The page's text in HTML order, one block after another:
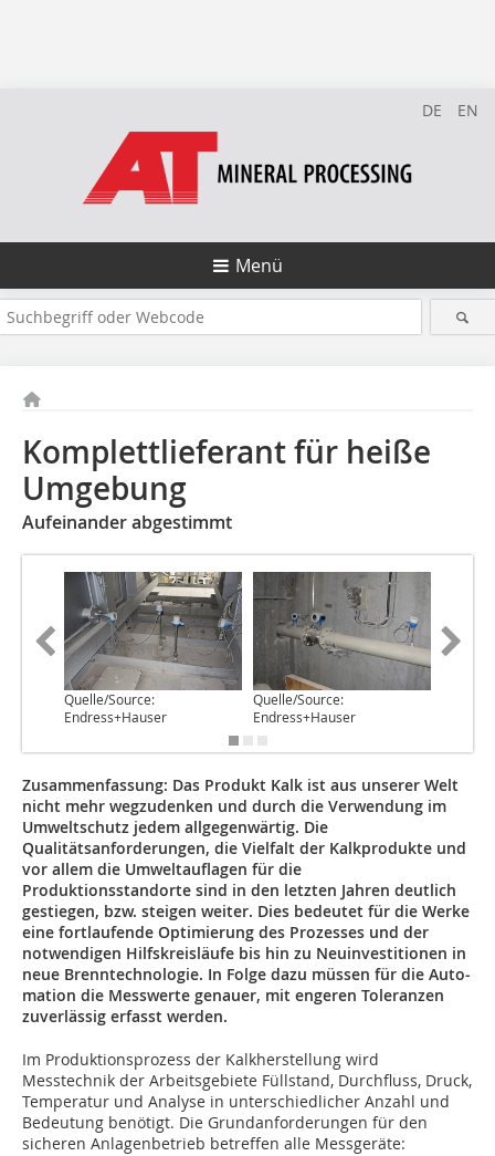
DE EN
Menü
Komplettlieferant für heiße
Umgebung
Aufeinander abgestimmt
Quelle/Source:
Endress+Hauser
Quelle/Source:
Endress+Hauser
Zusammenfassung: Das Produkt Kalk ist aus unserer Welt
nicht mehr wegzudenken und durch die Verwendung im
Umweltschutz jedem allgegenwärtig. Die
Qualitätsanforderungen, die Vielfalt der Kalkprodukte und
vor allem die Umweltauflagen für die
Produktionsstandorte sind in den letzten Jahren deutlich
gestiegen, bzw. steigen weiter. Dies bedeutet für die Werke
eine fortlaufende Optimierung des Prozesses und der
notwendigen Hilfskreisläufe bis hin zu Neuinvestitionen in
neue Brenntechnologie. In Folge dazu müssen für die Auto­
mation die Messwerte genauer, mit engeren Toleranzen
zuverlässig erfasst werden.
Im Produktionsprozess der Kalkherstellung wird
Messtechnik der Arbeitsgebiete Füllstand, Durchfluss, Druck,
Temperatur und Analyse in unterschiedlicher Anzahl und
Bedeutung benötigt. Die Grundanforderungen für den
sicheren Anlagenbetrieb betreffen alle Messgeräte: